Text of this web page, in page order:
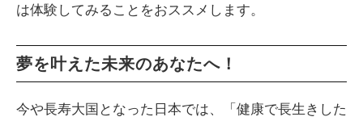
は体験してみることをおススメします。
夢を叶えた未来のあなたへ！
今や長寿大国となった日本では、「健康で長生きした